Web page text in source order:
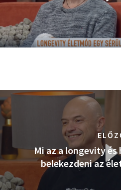
Mi az a longevity és
belekezdeni az